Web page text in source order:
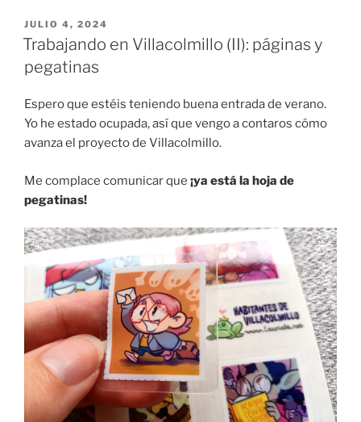
cartas
PUBLICADO
EL
JULIO 4, 2024
Trabajando en Villacolmillo (II): páginas y
pegatinas
Espero que estéis teniendo buena entrada de verano.
Yo he estado ocupada, así que vengo a contaros cómo
avanza el proyecto de Villacolmillo.
Me complace comunicar que ¡ya está la hoja de
pegatinas!